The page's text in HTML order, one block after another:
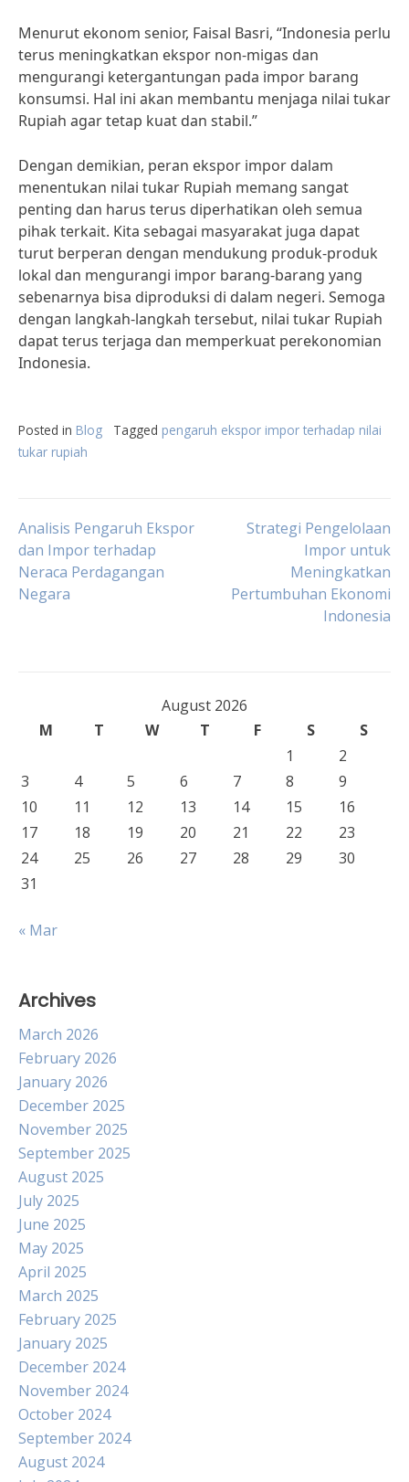
Menurut ekonom senior, Faisal Basri, “Indonesia perlu
terus meningkatkan ekspor non-migas dan
mengurangi ketergantungan pada impor barang
konsumsi. Hal ini akan membantu menjaga nilai tukar
Rupiah agar tetap kuat dan stabil.”
Dengan demikian, peran ekspor impor dalam
menentukan nilai tukar Rupiah memang sangat
penting dan harus terus diperhatikan oleh semua
pihak terkait. Kita sebagai masyarakat juga dapat
turut berperan dengan mendukung produk-produk
lokal dan mengurangi impor barang-barang yang
sebenarnya bisa diproduksi di dalam negeri. Semoga
dengan langkah-langkah tersebut, nilai tukar Rupiah
dapat terus terjaga dan memperkuat perekonomian
Indonesia.
Posted in Blog Tagged pengaruh ekspor impor terhadap nilai
tukar rupiah
Post
navigation
Analisis Pengaruh Ekspor
dan Impor terhadap
Neraca Perdagangan
Negara
Strategi Pengelolaan
Impor untuk
Meningkatkan
Pertumbuhan Ekonomi
Indonesia
August 2026
M
T W T F S
S
1
2
3
4 5 6 7 8
9
10
11 12 13 14 15
16
17
18 19 20 21 22
23
24
25 26 27 28 29
30
31
« Mar
Archives
March 2026
February 2026
January 2026
December 2025
November 2025
September 2025
August 2025
July 2025
June 2025
May 2025
April 2025
March 2025
February 2025
January 2025
December 2024
November 2024
October 2024
September 2024
August 2024